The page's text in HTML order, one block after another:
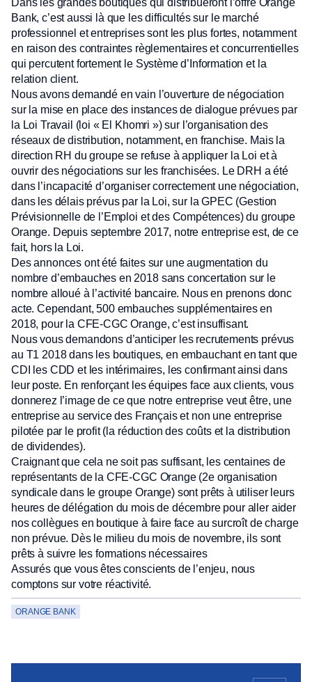
Dans les grandes boutiques qui distribueront l’offre Orange
Bank, c’est aussi là que les difficultés sur le marché
professionnel et entreprises sont les plus fortes, notamment
en raison des contraintes règlementaires et concurrentielles
qui percutent fortement le Système d’Information et la
relation client.
Nous avons demandé en vain l’ouverture de négociation
sur la mise en place des instances de dialogue prévues par
la Loi Travail (loi « El Khomri ») sur l’organisation des
réseaux de distribution, notamment, en franchise. Mais la
direction RH du groupe se refuse à appliquer la Loi et à
ouvrir des négociations sur les franchisées. Le DRH a été
dans l’incapacité d’organiser correctement une négociation,
dans les délais prévus par la Loi, sur la GPEC (Gestion
Prévisionnelle de l’Emploi et des Compétences) du groupe
Orange. Depuis septembre 2017, notre entreprise est, de ce
fait, hors la Loi.
Des annonces ont été faites sur une augmentation du
nombre d’embauches en 2018 sans concertation sur le
nombre alloué à l’activité bancaire. Nous en prenons donc
acte. Cependant, 500 embauches supplémentaires en
2018, pour la CFE-CGC Orange, c’est insuffisant.
Nous vous demandons d’anticiper les recrutements prévus
au T1 2018 dans les boutiques, en embauchant en tant que
CDI les CDD et les intérimaires, les confirmant ainsi dans
leur poste. En renforçant les équipes face aux clients, vous
donnerez l’image de ce que notre entreprise veut être, une
entreprise au service des Français et non une entreprise
pilotée par le profit (la réduction des coûts et la distribution
de dividendes).
Craignant que cela ne soit pas suffisant, les centaines de
représentants de la CFE-CGC Orange (2e organisation
syndicale dans le groupe Orange) sont prêts à utiliser leurs
heures de délégation du mois de décembre pour aller aider
nos collègues en boutique à faire face au surcroît de charge
non prévue. Dès le milieu du mois de novembre, ils sont
prêts à suivre les formations nécessaires
Assurés que vous êtes conscients de l’enjeu, nous
comptons sur votre réactivité.
ORANGE BANK